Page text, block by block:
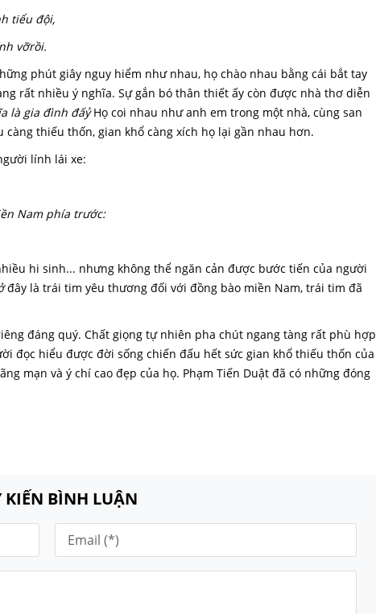
tiểu đội,
vỡrồi.
phút giây nguy hiểm như nhau, họ chào nhau bằng cái bắt tay
rất nhiều ý nghĩa. Sự gắn bó thân thiết ấy còn được nhà thơ diễn
là gia đình đấỷHọ coi nhau như anh em trong một nhà, cùng san
thiếu thốn, gian khổ càng xích họ lại gần nhau hơn.
lính lái xe:
Nam phía trước:
hi sinh... nhưng không thể ngăn cản được bước tiến của người
đây là trái tim yêu thương đối với đồng bào miền Nam, trái tim đã
đáng quý. Chất giọng tự nhiên pha chút ngang tàng rất phù hợp
đọc hiểu được đời sống chiến đấu hết sức gian khổ thiếu thốn của
mạn và ý chí cao đẹp của họ. Phạm Tiến Duật đã có những đóng
KIẾN BÌNH LUẬN